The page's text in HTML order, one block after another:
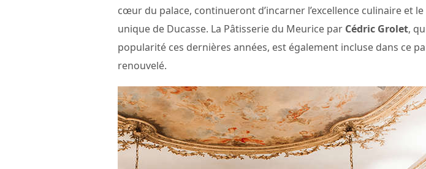
cœur du palace, continueront d’incarner l’excellence culinaire et
unique de Ducasse. La Pâtisserie du Meurice par Cédric Grolet,
popularité ces dernières années, est également incluse dans ce
renouvelé.